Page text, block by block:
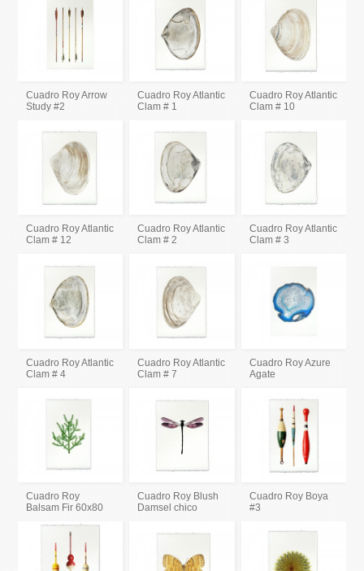
Cuadro Roy Arrow
Study #2
Cuadro Roy Atlantic
Clam # 1
Cuadro Roy Atlantic
Clam # 10
Cuadro Roy Atlantic
Clam # 12
Cuadro Roy Atlantic
Clam # 2
Cuadro Roy Atlantic
Clam # 3
Cuadro Roy Atlantic
Clam # 4
Cuadro Roy Atlantic
Clam # 7
Cuadro Roy Azure
Agate
Cuadro Roy
Balsam Fir 60x80
Cuadro Roy Blush
Damsel chico
Cuadro Roy Boya
#3